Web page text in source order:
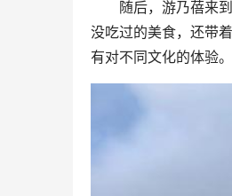
随后，游乃蓓来到
没吃过的美食，还带
有对不同文化的体验。